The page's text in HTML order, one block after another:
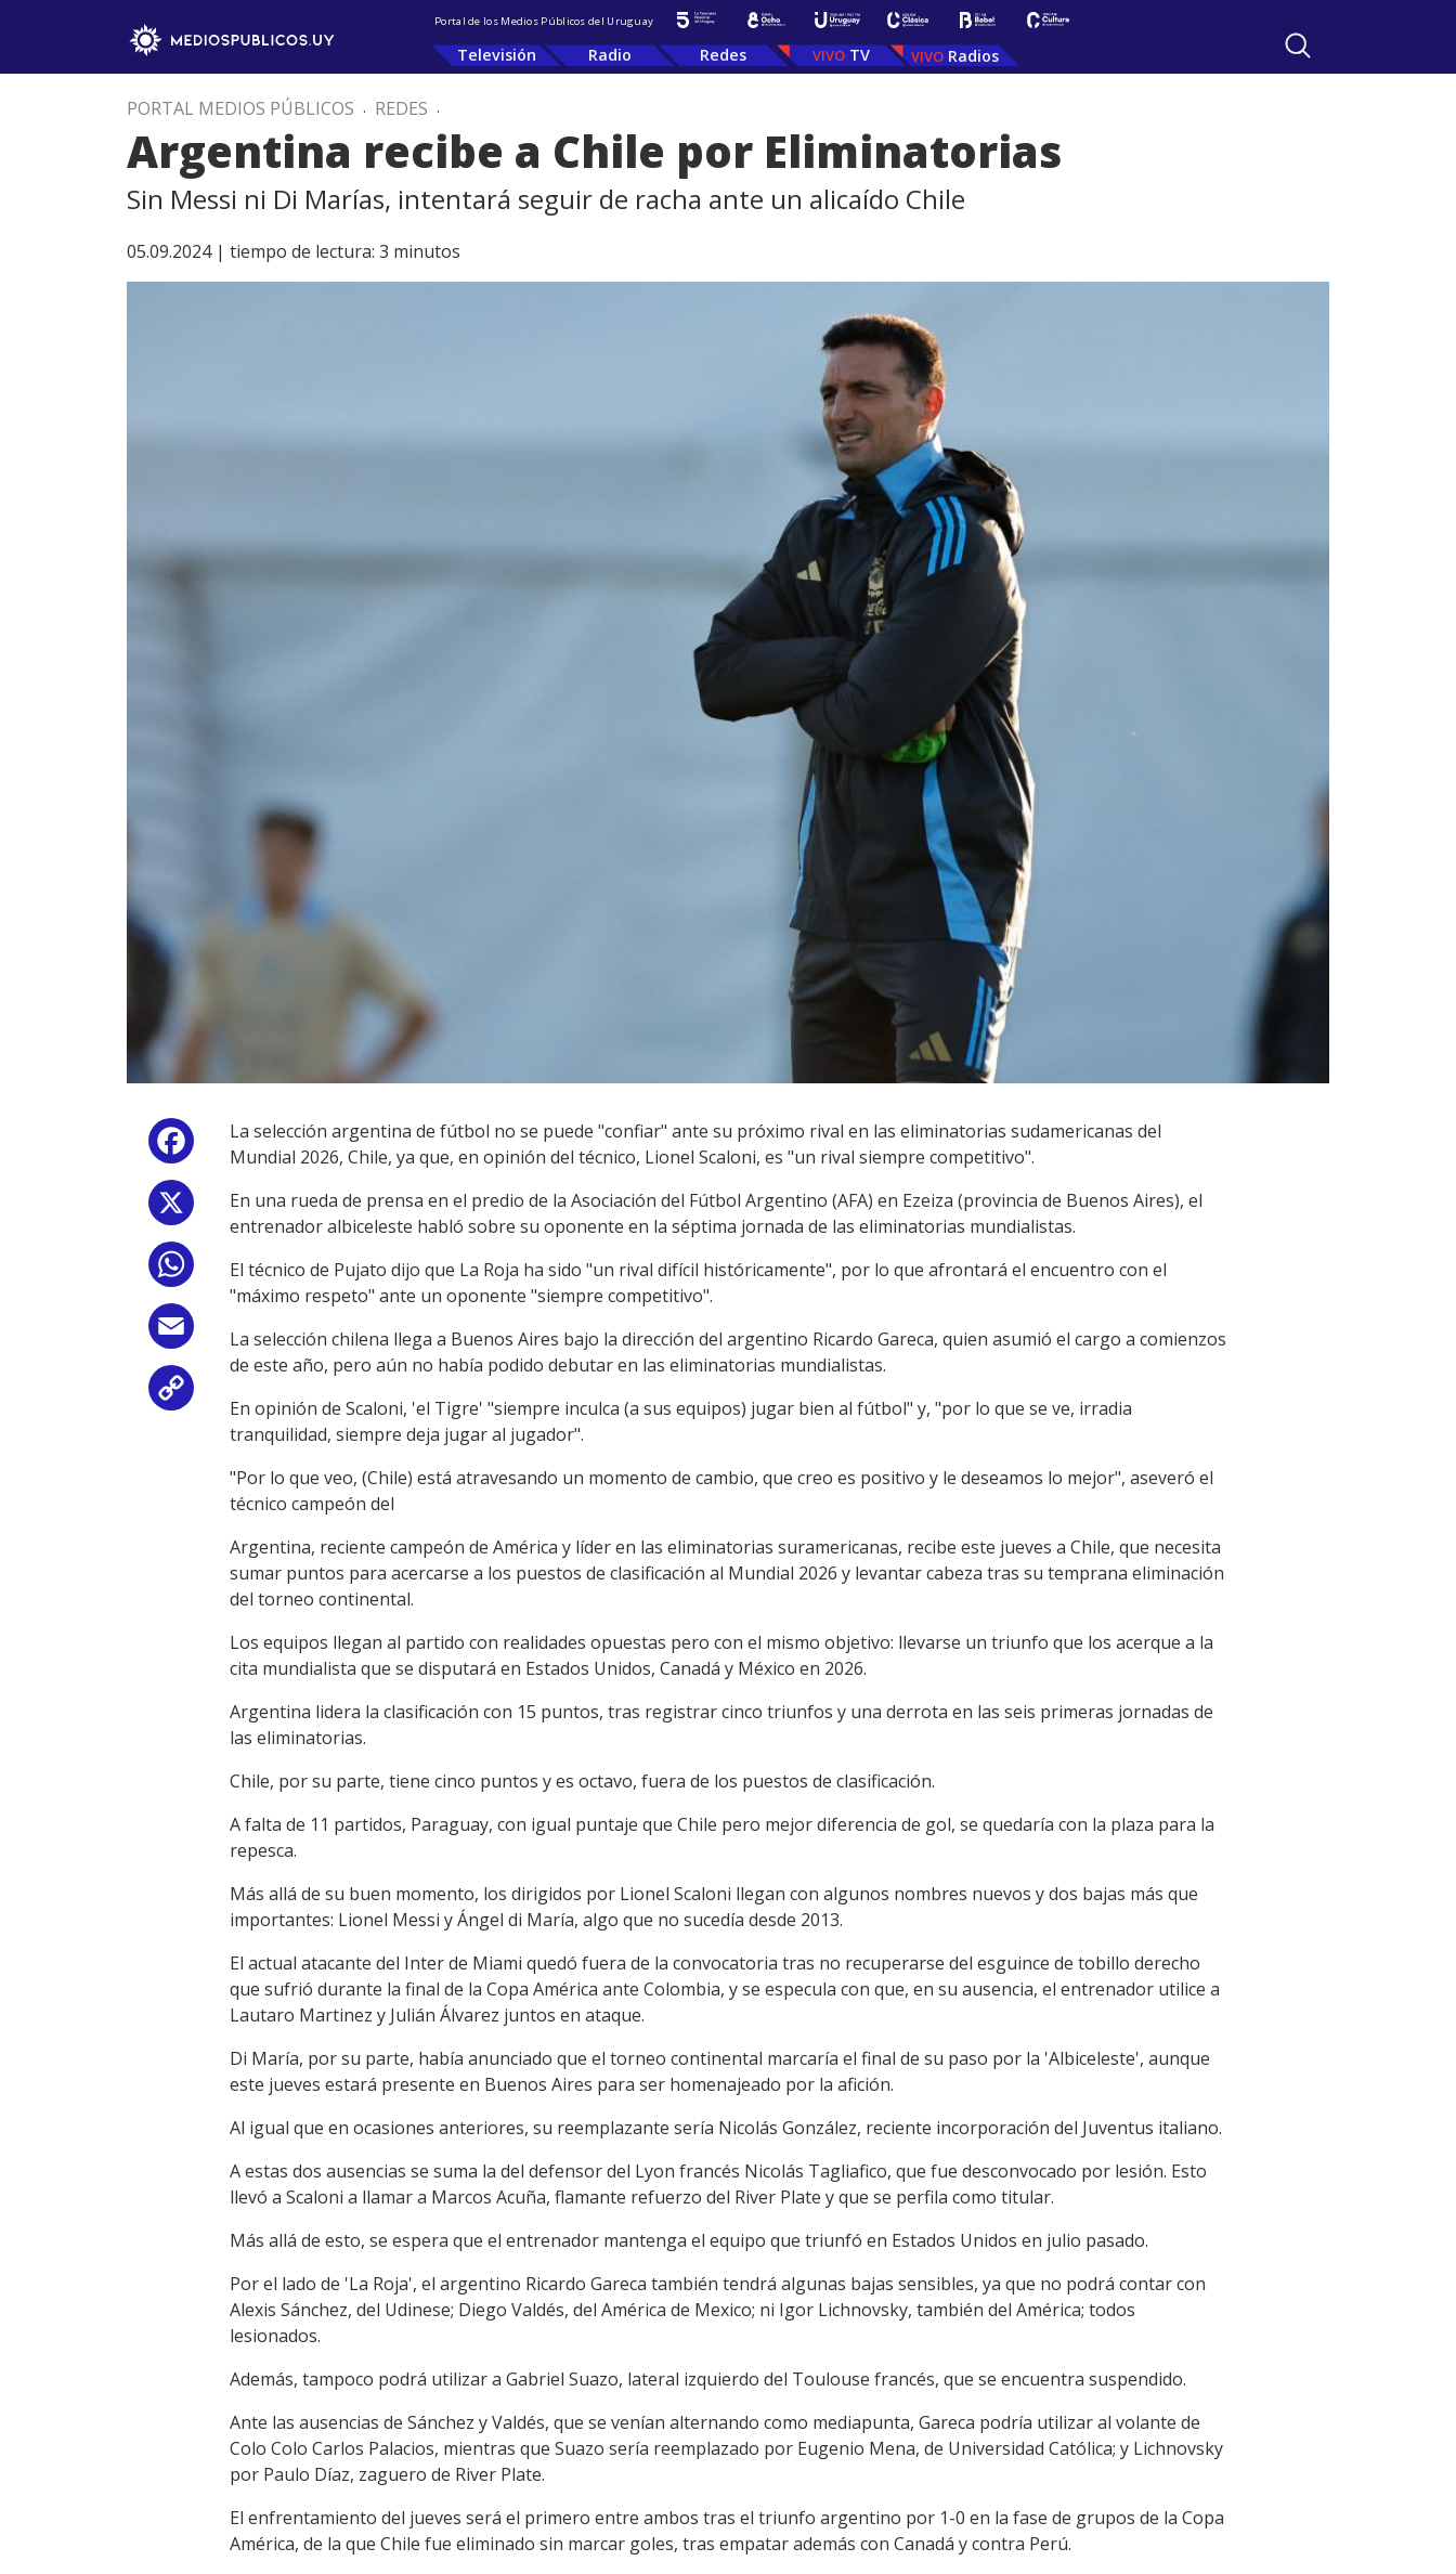
Portal de los Medios Públicos del Uruguay
Televisión Radio Redes TV Radios
PORTAL MEDIOS PÚBLICOS . REDES .
Argentina recibe a Chile por Eliminatorias
Sin Messi ni Di Marías, intentará seguir de racha ante un alicaído Chile
05.09.2024 | tiempo de lectura: 3 minutos
Facebook
WhatsApp
Email
Link
La selección argentina de fútbol no se puede "confiar" ante su próximo rival en las eliminatorias sudamericanas del
Mundial 2026, Chile, ya que, en opinión del técnico, Lionel Scaloni, es "un rival siempre competitivo".
En una rueda de prensa en el predio de la Asociación del Fútbol Argentino (AFA) en Ezeiza (provincia de Buenos Aires), el
entrenador albiceleste habló sobre su oponente en la séptima jornada de las eliminatorias mundialistas.
El técnico de Pujato dijo que La Roja ha sido "un rival difícil históricamente", por lo que afrontará el encuentro con el
"máximo respeto" ante un oponente "siempre competitivo".
La selección chilena llega a Buenos Aires bajo la dirección del argentino Ricardo Gareca, quien asumió el cargo a comienzos
de este año, pero aún no había podido debutar en las eliminatorias mundialistas.
En opinión de Scaloni, 'el Tigre' "siempre inculca (a sus equipos) jugar bien al fútbol" y, "por lo que se ve, irradia
tranquilidad, siempre deja jugar al jugador".
"Por lo que veo, (Chile) está atravesando un momento de cambio, que creo es positivo y le deseamos lo mejor", aseveró el
técnico campeón del
Argentina, reciente campeón de América y líder en las eliminatorias suramericanas, recibe este jueves a Chile, que necesita
sumar puntos para acercarse a los puestos de clasificación al Mundial 2026 y levantar cabeza tras su temprana eliminación
del torneo continental.
Los equipos llegan al partido con realidades opuestas pero con el mismo objetivo: llevarse un triunfo que los acerque a la
cita mundialista que se disputará en Estados Unidos, Canadá y México en 2026.
Argentina lidera la clasificación con 15 puntos, tras registrar cinco triunfos y una derrota en las seis primeras jornadas de
las eliminatorias.
Chile, por su parte, tiene cinco puntos y es octavo, fuera de los puestos de clasificación.
A falta de 11 partidos, Paraguay, con igual puntaje que Chile pero mejor diferencia de gol, se quedaría con la plaza para la
repesca.
Más allá de su buen momento, los dirigidos por Lionel Scaloni llegan con algunos nombres nuevos y dos bajas más que
importantes: Lionel Messi y Ángel di María, algo que no sucedía desde 2013.
El actual atacante del Inter de Miami quedó fuera de la convocatoria tras no recuperarse del esguince de tobillo derecho
que sufrió durante la final de la Copa América ante Colombia, y se especula con que, en su ausencia, el entrenador utilice a
Lautaro Martinez y Julián Álvarez juntos en ataque.
Di María, por su parte, había anunciado que el torneo continental marcaría el final de su paso por la 'Albiceleste', aunque
este jueves estará presente en Buenos Aires para ser homenajeado por la afición.
Al igual que en ocasiones anteriores, su reemplazante sería Nicolás González, reciente incorporación del Juventus italiano.
A estas dos ausencias se suma la del defensor del Lyon francés Nicolás Tagliafico, que fue desconvocado por lesión. Esto
llevó a Scaloni a llamar a Marcos Acuña, flamante refuerzo del River Plate y que se perfila como titular.
Más allá de esto, se espera que el entrenador mantenga el equipo que triunfó en Estados Unidos en julio pasado.
Por el lado de 'La Roja', el argentino Ricardo Gareca también tendrá algunas bajas sensibles, ya que no podrá contar con
Alexis Sánchez, del Udinese; Diego Valdés, del América de Mexico; ni Igor Lichnovsky, también del América; todos
lesionados.
Además, tampoco podrá utilizar a Gabriel Suazo, lateral izquierdo del Toulouse francés, que se encuentra suspendido.
Ante las ausencias de Sánchez y Valdés, que se venían alternando como mediapunta, Gareca podría utilizar al volante de
Colo Colo Carlos Palacios, mientras que Suazo sería reemplazado por Eugenio Mena, de Universidad Católica; y Lichnovsky
por Paulo Díaz, zaguero de River Plate.
El enfrentamiento del jueves será el primero entre ambos tras el triunfo argentino por 1-0 en la fase de grupos de la Copa
América, de la que Chile fue eliminado sin marcar goles, tras empatar además con Canadá y contra Perú.